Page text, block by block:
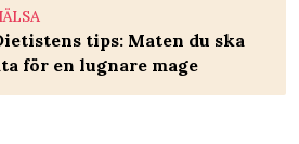
tips: Maten du ska
för en lugnare mage